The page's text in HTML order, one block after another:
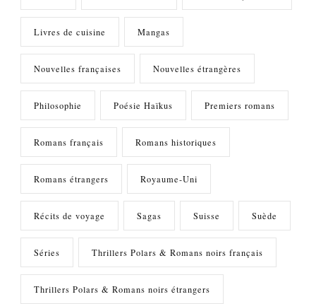
Livres de cuisine Mangas
Nouvelles françaises Nouvelles étrangères
Philosophie Poésie Haïkus Premiers romans
Romans français Romans historiques
Romans étrangers Royaume-Uni
Récits de voyage Sagas Suisse Suède
Séries Thrillers Polars & Romans noirs français
Thrillers Polars & Romans noirs étrangers